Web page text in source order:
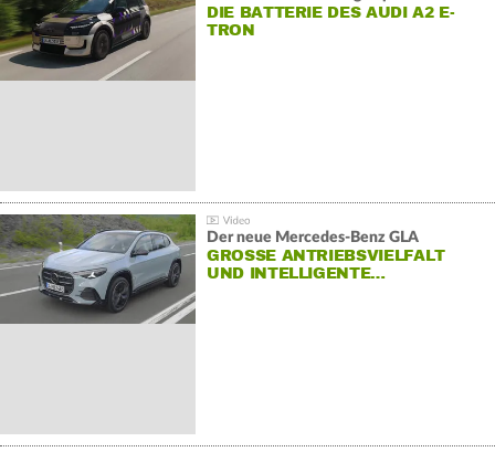
DIE BATTERIE DES AUDI A2 E-
TRON
Der neue Mercedes-Benz GLA
GROSSE ANTRIEBSVIELFALT U
ND INTELLIGENTE…